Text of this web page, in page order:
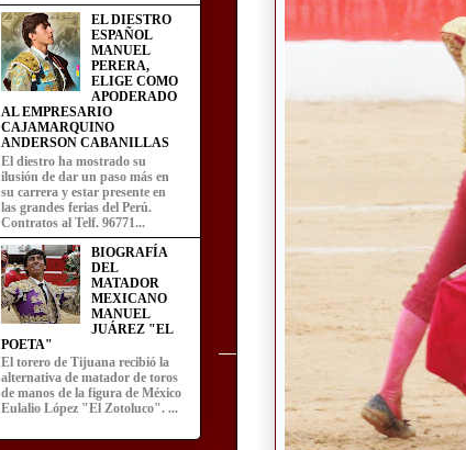
EL DIESTRO
ESPAÑOL
MANUEL
PERERA,
ELIGE COMO
APODERADO
AL EMPRESARIO
CAJAMARQUINO
ANDERSON CABANILLAS
El diestro ha mostrado su
ilusión de dar un paso más en
su carrera y estar presente en
las grandes ferias del Perú.
Contratos al Telf. 96771...
BIOGRAFÍA
DEL
MATADOR
MEXICANO
MANUEL
JUÁREZ "EL
POETA"
El torero de Tijuana recibió la
alternativa de matador de toros
de manos de la figura de México
Eulalio López "El Zotoluco". ...